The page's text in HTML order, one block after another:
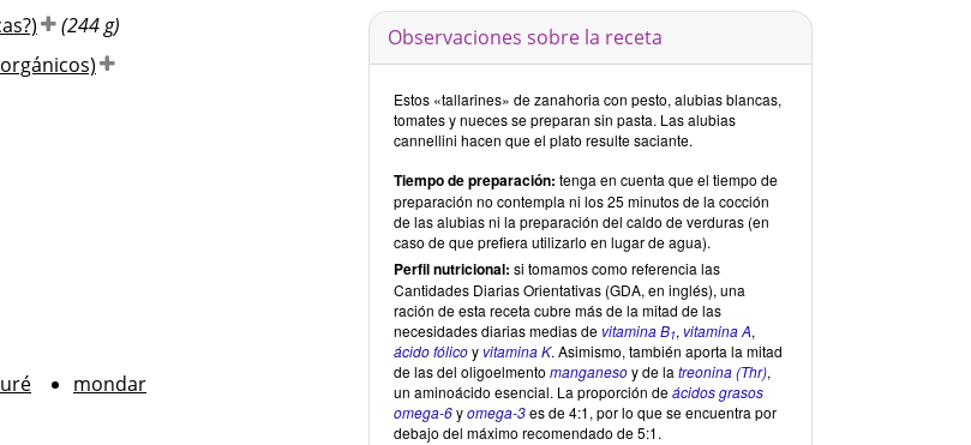
(244 g)
mondar
Observaciones sobre la receta
Estos «tallarines» de zanahoria con pesto, alubias blancas,
tomates y nueces se preparan sin pasta. Las alubias
cannellini hacen que el plato resulte saciante.
Tiempo de preparación: tenga en cuenta que el tiempo de
preparación no contempla ni los 25 minutos de la cocción
de las alubias ni la preparación del caldo de verduras (en
caso de que prefiera utilizarlo en lugar de agua).
Perfil nutricional: si tomamos como referencia las
Cantidades Diarias Orientativas (GDA, en inglés), una
ración de esta receta cubre más de la mitad de las
necesidades diarias medias de vitamina B1, vitamina A,
ácido fólicoy vitamina K. Asimismo, también aporta la mitad
de las del oligoelmento manganesoy de la treonina (Thr),
un aminoácido esencial. La proporción deácidos grasos
omega-6yomega-3es de 4:1, por lo que se encuentra por
debajo del máximo recomendado de 5:1.